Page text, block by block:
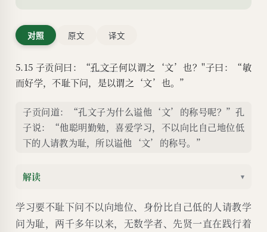
对照 原文 译文
5.15 子贡问曰：“孔文子何以谓之‘文’也？''子曰：“敏
而好学，不耻下问，是以谓之‘文’也。”
子贡问道：“孔文子为什么谥他‘文’的称号呢？”孔
子说：“他聪明勤勉，喜爱学习，不以向比自己地位低
下的人请教为耻，所以谥他‘文’的称号。”
解读 ▾
学习要不耻下问不以向地位、身份比自己低的人请教学
问为耻，两千多年以来，无数学者、先贤一直在践行着